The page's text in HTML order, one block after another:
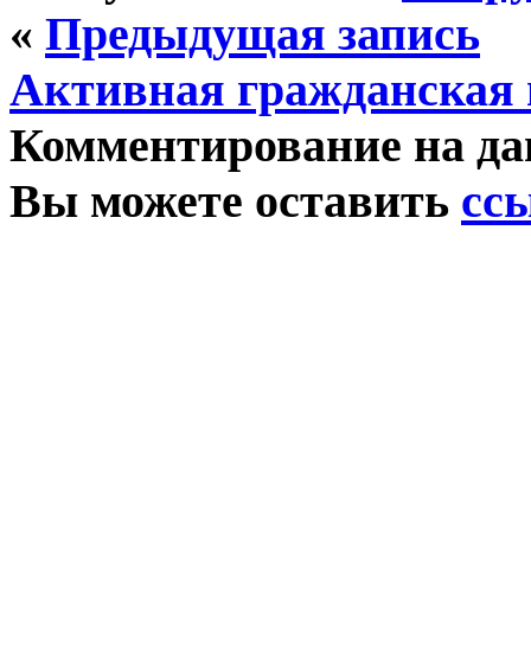
« Предыдущая запись
Активная гражданская
Комментирование на
Вы можете оставить